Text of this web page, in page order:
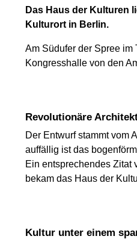
Das Haus der Kulturen
Kulturort in Berlin.
Am Südufer der Spree
Kongresshalle von den
Revolutionäre
Der Entwurf stammt vom
auffällig ist das
Ein entsprechendes Zitat
bekam das Haus der
Kultur unter einem